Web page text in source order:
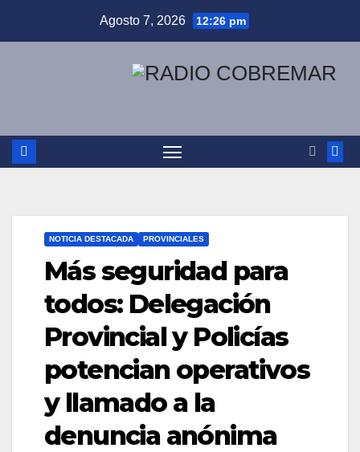
Agosto 7, 2026 12:26 pm
NOTICIA DESTACADA PROVINCIALES
Más seguridad para
todos: Delegación
Provincial y Policías
potencian operativos
y llamado a la
denuncia anónima